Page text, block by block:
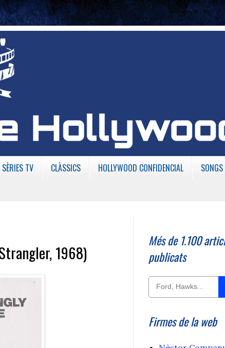
SÈRIES TV CLÀSSICS HOLLYWOOD CONFIDENCIAL
SONGS
1968)
Més de 1.100
publicats
Firmes de la web